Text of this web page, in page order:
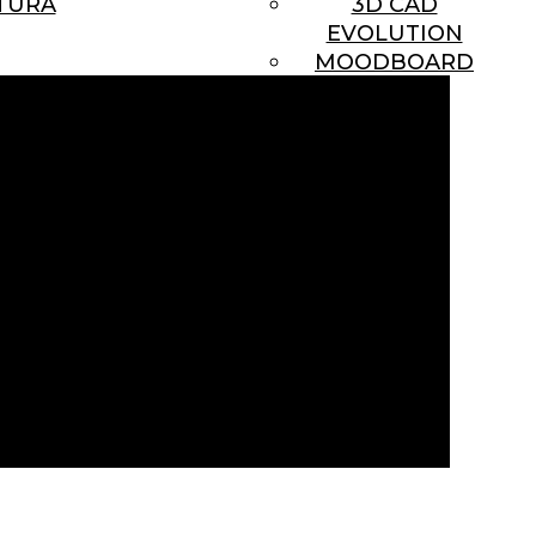
EVOLUTION
MOODBOARD